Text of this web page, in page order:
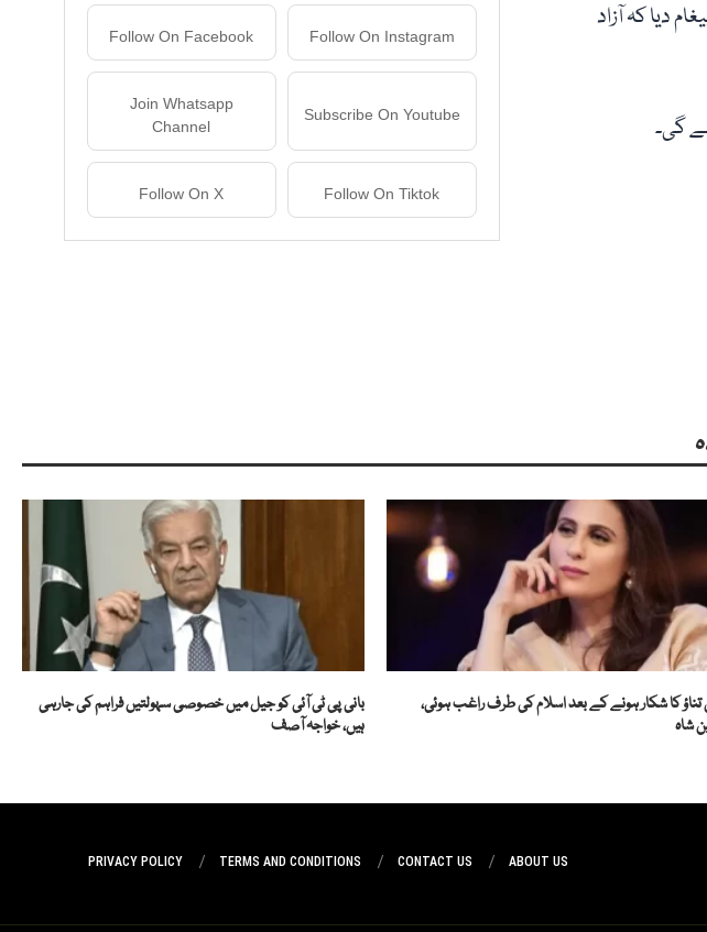
دیا کہ آزاد
گی۔
Follow On Instagram
Follow On Facebook
Subscribe On Youtube
Join Whatsapp
Channel
Follow On Tiktok
Follow On X
تناؤ کا شکار ہونے کے بعد اسلام کی طرف راغب ہوئی،
شاہ
بانی پی ٹی آئی کو جیل میں خصوصی سہولتیں فراہم کی جارہی
ہیں، خواجہ آصف
ABOUT US
CONTACT US
TERMS AND CONDITIONS
PRIVACY POLICY